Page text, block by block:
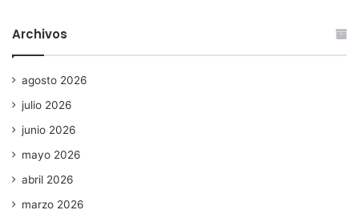
Archivos
agosto 2026
julio 2026
junio 2026
mayo 2026
abril 2026
marzo 2026